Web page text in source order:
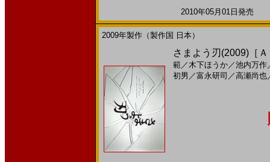
2010年05月01日発売
2009年製作（製作国 日本）
さまよう刃(2009)［
範／木下ほうか／池内万作
初男 ／富永研司 ／高瀬尚也